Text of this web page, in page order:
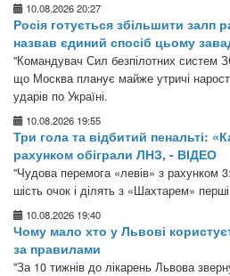
10.08.2026 20:27
Росія готується збільшити залп
назвав єдиний спосіб цьому
"Командувач Сил безпілотних систем
що Москва планує майже утричі
ударів по Україні.
10.08.2026 19:55
Три гола та відбитий пенальті:
рахунком обіграли ЛНЗ, - ВІДЕО
"Чудова перемога «левів» з рахунком
шість очок і ділять з «Шахтарем» перші
10.08.2026 19:40
Чому мало хто у Львові
за правилами
"За 10 тижнів до лікарень Львова